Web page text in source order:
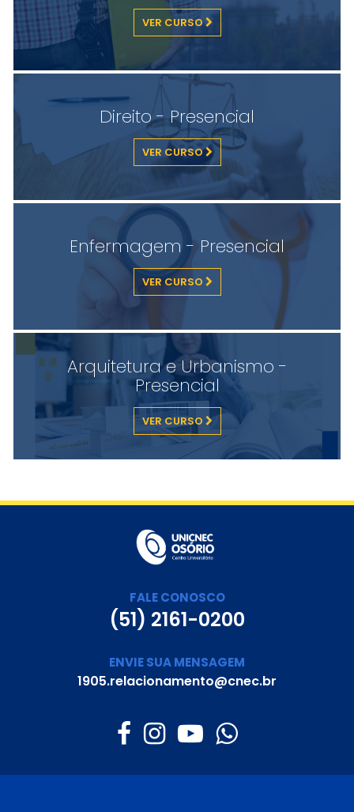
VER CURSO
Direito - Presencial
VER CURSO
Enfermagem - Presencial
VER CURSO
Arquitetura e Urbanismo -
Presencial
VER CURSO
FALE CONOSCO
(51) 2161-0200
ENVIE SUA MENSAGEM
1905.relacionamento@cnec.br